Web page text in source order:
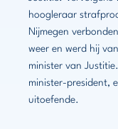
hoogleraar
Nijmegen
weer en werd hij
minister van
minister-president,
uitoefende.